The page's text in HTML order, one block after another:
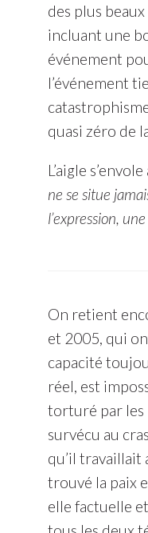
des plus
incluant une
événement
l’événement
quasi zéro de
L’aigle
ne se situe
l’expression,
On retient
et 2005, qui
capacité
réel, est
torturé par les
survécu au
qu’il travaillait
trouvé la paix
elle factuelle